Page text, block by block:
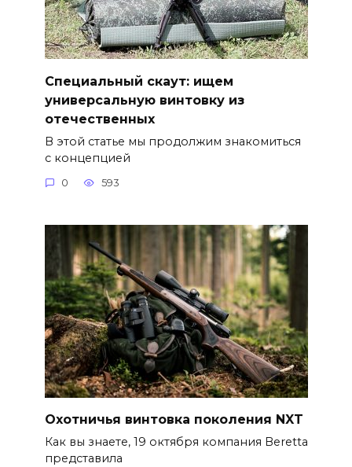
Специальный скаут: ищем
универсальную винтовку из
отечественных
В этой статье мы продолжим знакомиться
с концепцией
0 593
Охотничья винтовка поколения NXT
Как вы знаете, 19 октября компания Beretta
представила